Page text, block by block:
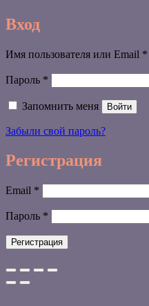
Вход
Имя пользователя или Email *
Пароль *
Запомнить меня Войти
Забыли свой пароль?
Регистрация
Email *
Пароль *
Регистрация